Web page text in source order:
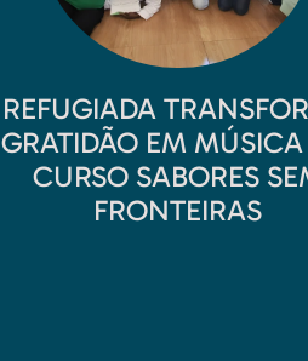
REFUGIADA
GRATIDÃO EM
CURSO SABORES
FRONTEIRAS